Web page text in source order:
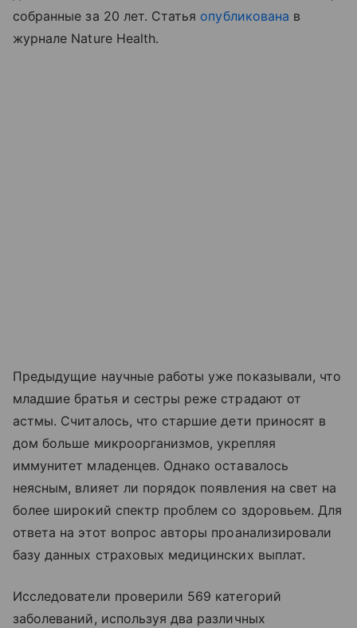
собранные за 20 лет. Статья опубликована в
журнале Nature Health.
Предыдущие научные работы уже показывали, что
младшие братья и сестры реже страдают от
астмы. Считалось, что старшие дети приносят в
дом больше микроорганизмов, укрепляя
иммунитет младенцев. Однако оставалось
неясным, влияет ли порядок появления на свет на
более широкий спектр проблем со здоровьем. Для
ответа на этот вопрос авторы проанализировали
базу данных страховых медицинских выплат.
Исследователи проверили 569 категорий
заболеваний, используя два различных